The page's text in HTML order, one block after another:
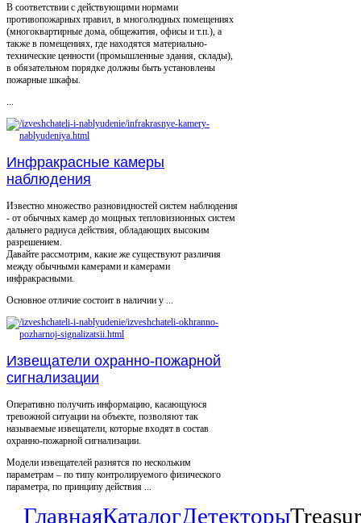
В соответствии с действующими нормами
противопожарных правил, в многолюдных помещениях
(многоквартирные дома, общежития, офисы и т.п.), а
также в помещениях, где находятся материально-
технические ценности (промышленные здания, склады),
в обязательном порядке должны быть установлены
пожарные шкафы.
...
Инфракрасные камеры
наблюдения
Известно множество разновидностей систем наблюдения
- от обычных камер до мощных тепловизионных систем
дальнего радиуса действия, обладающих высоким
разрешением.
Давайте рассмотрим, какие же существуют различия
между обычными камерами и камерами
инфракрасными.
Основное отличие состоит в наличии у ...
Извещатели охранно-пожарной
сигнализации
Оперативно получить информацию, касающуюся
тревожной ситуации на объекте, позволяют так
называемые извещатели, которые входят в состав
охранно-пожарной сигнализации.
Модели извещателей разнятся по нескольким
параметрам – по типу контролируемого физического
параметра, по принципу действия ...
ГлавнаяКаталогДетекторы